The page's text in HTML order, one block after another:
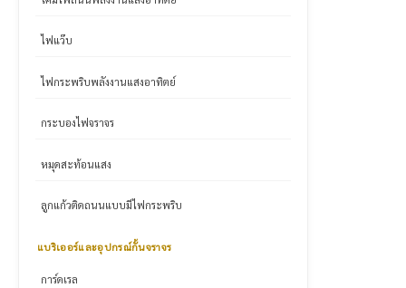
ไฟแว๊บ
ไฟกระพริบพลังงานแสงอาทิตย์
กระบองไฟจราจร
หมุดสะท้อนแสง
ลูกแก้วติดถนนแบบมีไฟกระพริบ
แบริเออร์และอุปกรณ์กั้นจราจร
การ์ดเรล